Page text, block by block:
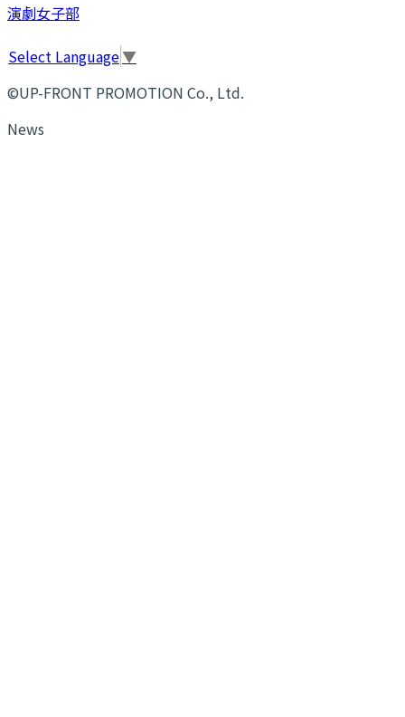
演劇女子部
Select Language▼
©UP-FRONT PROMOTION Co., Ltd.
News